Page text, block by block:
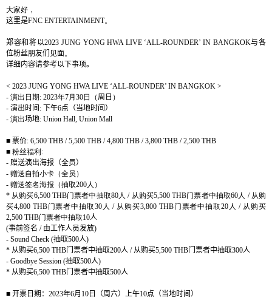
大家好，
这里是FNC ENTERTAINMENT。
郑容和将以2023 JUNG YONG HWA LIVE ‘ALL-ROUNDER’ IN BANGKOK与各
位粉丝朋友们见面。
详细内容请参考以下事项。
< 2023 JUNG YONG HWA LIVE ‘ALL-ROUNDER’ IN BANGKOK >
- 演出日期: 2023年7月30日（ 周日 ）
- 演出时间 : 下午6点（当地时间）
- 演出场地: Union Hall, Union Mall
■ 票价: 6,500 THB / 5,500 THB / 4,800 THB / 3,800 THB / 2,500 THB
■ 粉丝福利:
- 赠送演出海报（全员）
- 赠送自拍小卡（全员）
- 赠送签名海报（抽取200 人）
* 从购买6,500 THB门票者中抽取80人 / 从购买5,500 THB门票者中抽取60 人 / 从购
买4,800 THB门票者中抽取30人 / 从购买3,800 THB门票者中抽取20人 / 从购买
2,500 THB门票者中抽取10人
(事前签名 / 由工作人员发放)
- Sound Check (抽取500人)
* 从购买6,500 THB门票者中抽取200人 / 从购买5,500 THB门票者中抽取300人
- Goodbye Session (抽取500人)
* 从购买6,500 THB门票者中抽取500人
■ 开票日期： 2023年6月 10 日（周六）上午10点（当地时间）